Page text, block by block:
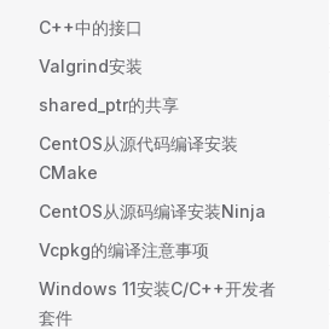
C++中的接口
Valgrind安装
shared_ptr的共享
CentOS从源代码编译安装
CMake
CentOS从源码编译安装Ninja
Vcpkg的编译注意事项
Windows 11安装C/C++开发者
套件